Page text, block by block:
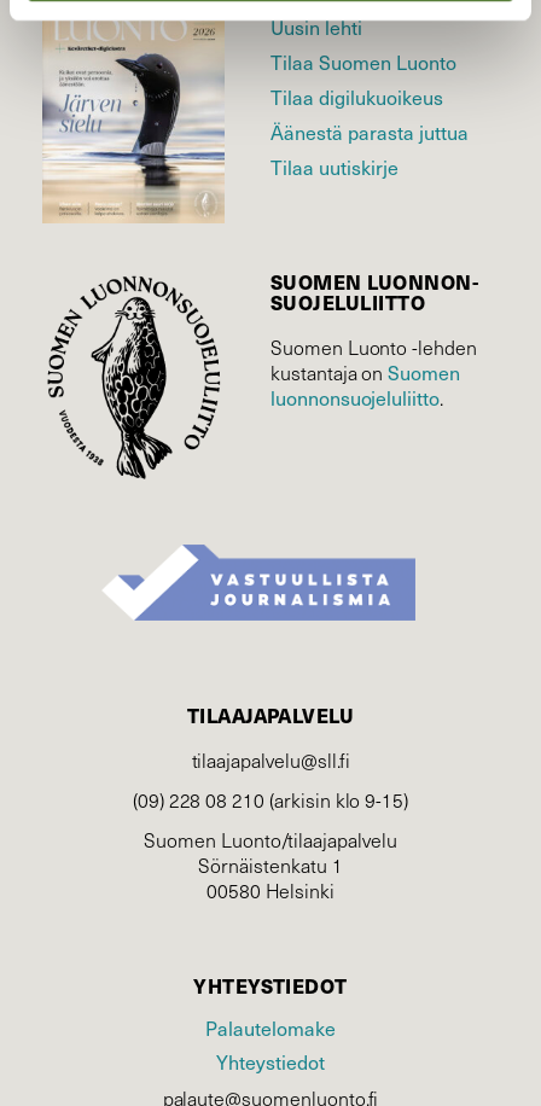
Uusin lehti
Tilaa Suomen Luonto
Tilaa digilukuoikeus
Äänestä parasta juttua
Tilaa uutiskirje
SUOMEN LUONNON­
SUOJELU­LIITTO
Suomen Luonto -lehden
kustantaja onSuomen
luonnonsuojelu­liitto.
TILAAJAPALVELU
tilaajapalvelu@sll.fi
(09) 228 08 210 (arkisin klo 9-15)
Suomen Luonto/tilaajapalvelu
Sörnäistenkatu 1
00580 Helsinki
YHTEYSTIEDOT
Palautelomake
Yhteystiedot
palaute@suomenluonto.fi